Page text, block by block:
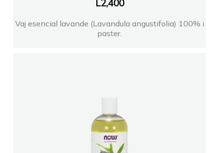
L2,400
Vaj esencial lavande (Lavandula angustifolia) 100% i
paster.